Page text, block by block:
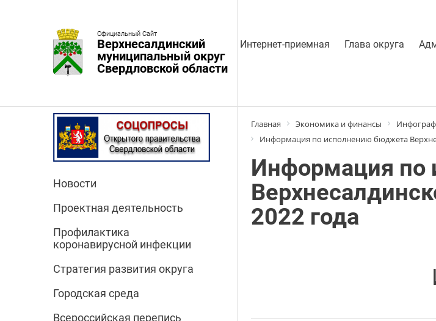
Официальный Сайт
Верхнесалдинский
муниципальный округ
Свердловской области
Интернет-приемная Глава округа
Новости
Проектная деятельность
Профилактика
коронавирусной инфекции
Стратегия развития округа
Городская среда
Всероссийская перепись
Главная Экономика и финансы
Информация по исполнению бюджета
Информация по
2022 года